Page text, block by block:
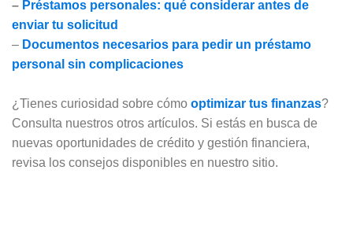
– Préstamos personales: qué considerar antes de
enviar tu solicitud
– Documentos necesarios para pedir un préstamo
personal sin complicaciones
¿Tienes curiosidad sobre cómo optimizar tus finanzas?
Consulta nuestros otros artículos. Si estás en busca de
nuevas oportunidades de crédito y gestión financiera,
revisa los consejos disponibles en nuestro sitio.